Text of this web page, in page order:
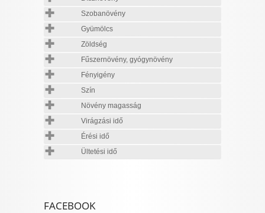
Szobanövény
Gyümölcs
Zöldség
Fűszernövény, gyógynövény
Fényigény
Szín
Növény magasság
Virágzási idő
Érési idő
Ültetési idő
FACEBOOK